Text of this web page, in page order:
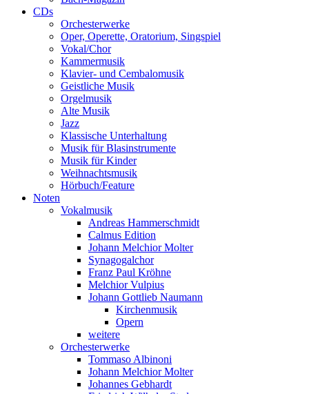
CDs
Orchesterwerke
Oper, Operette, Oratorium, Singspiel
Vokal/Chor
Kammermusik
Klavier- und Cembalomusik
Geistliche Musik
Orgelmusik
Alte Musik
Jazz
Klassische Unterhaltung
Musik für Blasinstrumente
Musik für Kinder
Weihnachtsmusik
Hörbuch/Feature
Noten
Vokalmusik
Andreas Hammerschmidt
Calmus Edition
Johann Melchior Molter
Synagogalchor
Franz Paul Kröhne
Melchior Vulpius
Johann Gottlieb Naumann
Kirchenmusik
Opern
weitere
Orchesterwerke
Tommaso Albinoni
Johann Melchior Molter
Johannes Gebhardt